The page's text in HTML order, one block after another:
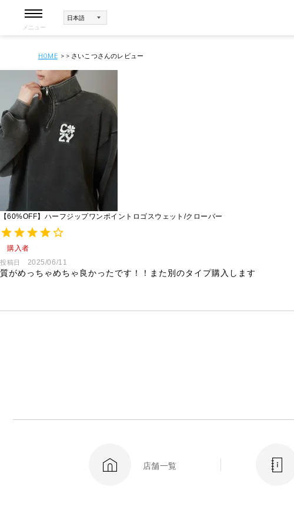
メニュー
HOME さいこつさんのレビュー
【60%OFF】ハーフジップワンポイントロゴスウェット/クローバー
購入者
投稿日 2025/06/11
質がめっちゃめちゃ良かったです！！また別のタイプ購入します
店舗一覧